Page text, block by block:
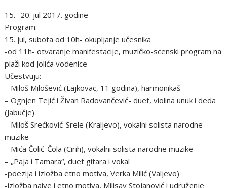
15. -20. jul 2017. godine
Program:
15. jul, subota od 10h- okupljanje učesnika
-od 11h- otvaranje manifestacije, muzičko-scenski program na
plaži kod Jolića vodenice
Učestvuju:
– Miloš Milošević (Lajkovac, 11 godina), harmonikaš
– Ognjen Tejić i Živan Radovančević- duet, violina unuk i deda
(Jabučje)
– Miloš Srećković-Srele (Kraljevo), vokalni solista narodne
muzike
– Mića Čolić-Čola (Cirih), vokalni solista narodne muzike
– „Paja i Tamara“, duet gitara i vokal
-poezija i izložba etno motiva, Verka Milić (Valjevo)
-izložba naive i etno motiva, Milisav Stojanović i udruženje